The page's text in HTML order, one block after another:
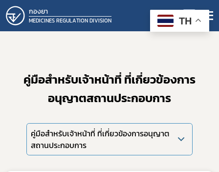
กองยา
MEDICINES REGULATION DIVISION
คู่มือสำหรับเจ้าหน้าที่ ที่เกี่ยวข้องการ
อนุญาตสถานประกอบการ
คู่มือสำหรับเจ้าหน้าที่ ที่เกี่ยวข้องการอนุญาต
สถานประกอบการ
TH